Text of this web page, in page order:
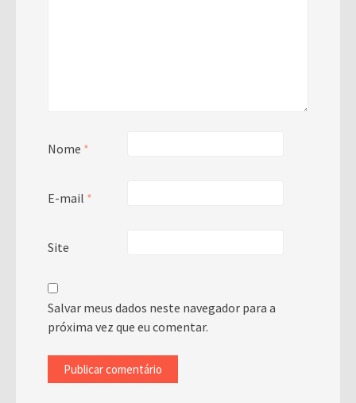
Nome *
E-mail *
Site
Salvar meus dados neste navegador para a
próxima vez que eu comentar.